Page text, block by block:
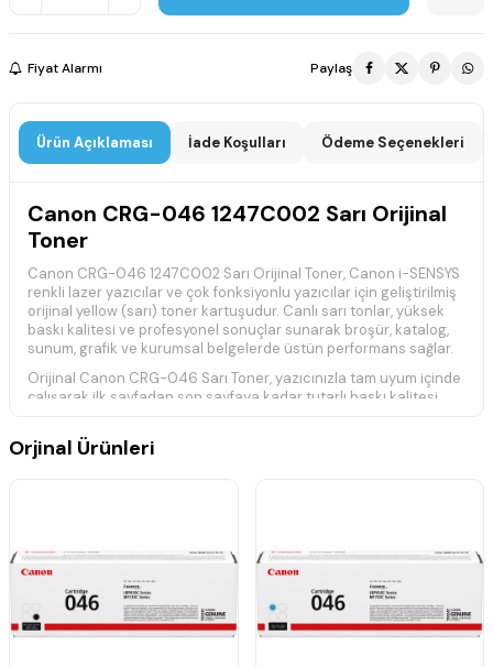
Fiyat Alarmı Paylaş
Ürün Açıklaması İade Koşulları Ödeme Seçenekleri
Canon CRG-046 1247C002 Sarı Orijinal
Toner
Canon CRG-046 1247C002 Sarı Orijinal Toner, Canon i-SENSYS
renkli lazer yazıcılar ve çok fonksiyonlu yazıcılar için geliştirilmiş
orijinal yellow (sarı) toner kartuşudur. Canlı sarı tonlar, yüksek
baskı kalitesi ve profesyonel sonuçlar sunarak broşür, katalog,
sunum, grafik ve kurumsal belgelerde üstün performans sağlar.
Orijinal Canon CRG-046 Sarı Toner, yazıcınızla tam uyum içinde
çalışarak ilk sayfadan son sayfaya kadar tutarlı baskı kalitesi
renkler, net metinler ve güvenilir baskı performansı elde edilir.
ISO/IEC 19798
Teknik Özellikler
Ürün Kodu: CRG-046 / 1247C002
Ürün Tipi: Orijinal Toner Kartuşu
Baskı Kapasitesi: Yaklaşık2.300 Sayfa(ISO/IEC 19798)
Renk: Sarı (Yellow)
Orjinal Ürünleri